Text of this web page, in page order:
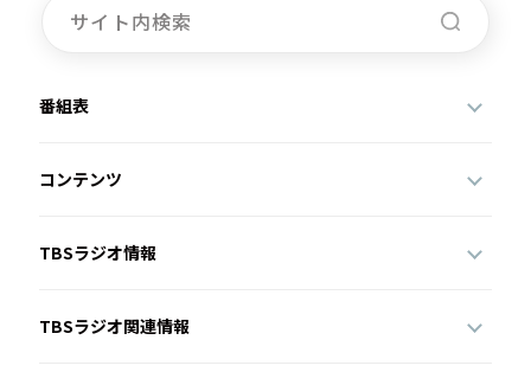
番組表
コンテンツ
TBSラジオ情報
TBSラジオ関連情報